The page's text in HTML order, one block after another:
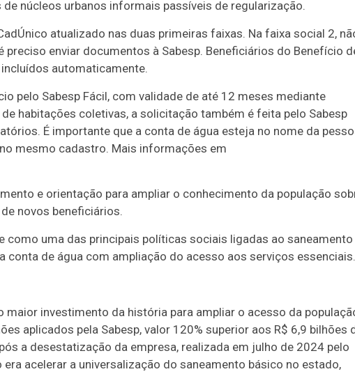
núcleos urbanos informais passíveis de regularização.
atualizado nas duas primeiras faixas. Na faixa social 2,
preciso enviar documentos à Sabesp. Beneficiários do Benefício
automaticamente.
pelo Sabesp Fácil, com validade de até 12 meses mediante
habitações coletivas, a solicitação também é feita pelo Sabesp
É importante que a conta de água esteja no nome da
mesmo cadastro. Mais informações em
e orientação para ampliar o conhecimento da população
novos beneficiários.
como uma das principais políticas sociais ligadas ao saneamento
conta de água com ampliação do acesso aos serviços essenciais.
maior investimento da história para ampliar o acesso da
aplicados pela Sabesp, valor 120% superior aos R$ 6,9 bilhões
a desestatização da empresa, realizada em julho de 2024 pelo
acelerar a universalização do saneamento básico no estado,